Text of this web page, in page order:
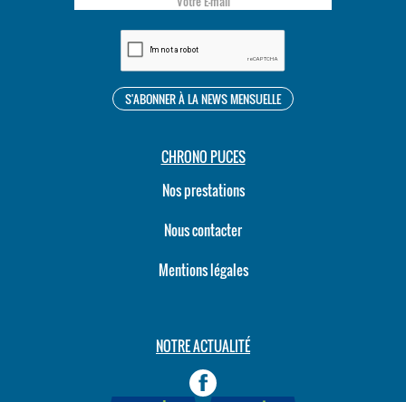
CHRONO PUCES
Nos prestations
Nous contacter
Mentions légales
NOTRE ACTUALITÉ